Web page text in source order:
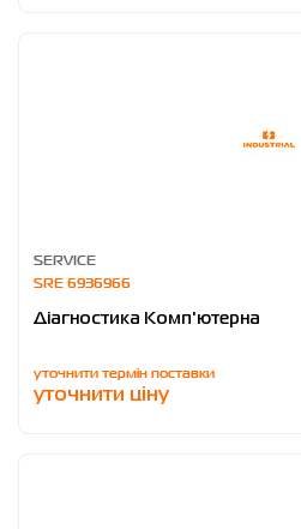
SERVICE
SRE 6936966
Діагностика Комп'ютерна
уточнити термін поставки
уточнити ціну